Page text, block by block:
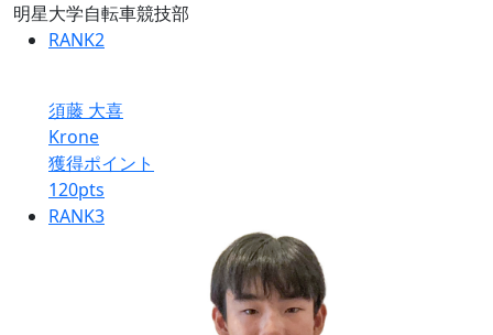
明星大学自転車競技部
RANK2
須藤 大喜
Krone
獲得ポイント
120pts
RANK3